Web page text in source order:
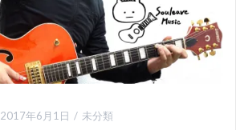
2017年6月1日 未分類